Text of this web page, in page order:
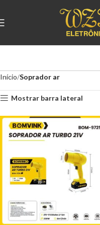
Início Soprador ar
Mostrar barra lateral